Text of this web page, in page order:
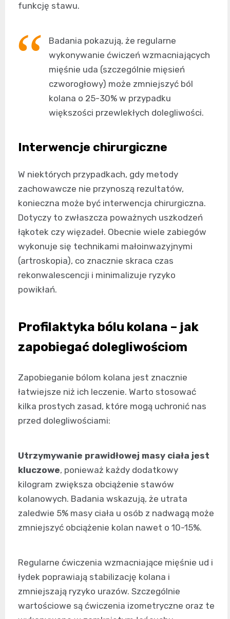
funkcję stawu.
Badania pokazują, że regularne
wykonywanie ćwiczeń wzmacniających
mięśnie uda (szczególnie mięsień
czworogłowy) może zmniejszyć ból
kolana o 25-30% w przypadku
większości przewlekłych dolegliwości.
Interwencje chirurgiczne
W niektórych przypadkach, gdy metody
zachowawcze nie przynoszą rezultatów,
konieczna może być interwencja chirurgiczna.
Dotyczy to zwłaszcza poważnych uszkodzeń
łąkotek czy więzadeł. Obecnie wiele zabiegów
wykonuje się technikami małoinwazyjnymi
(artroskopia), co znacznie skraca czas
rekonwalescencji i minimalizuje ryzyko
powikłań.
Profilaktyka bólu kolana – jak
zapobiegać dolegliwościom
Zapobieganie bólom kolana jest znacznie
łatwiejsze niż ich leczenie. Warto stosować
kilka prostych zasad, które mogą uchronić nas
przed dolegliwościami:
Utrzymywanie prawidłowej masy ciała jest
kluczowe, ponieważ każdy dodatkowy
kilogram zwiększa obciążenie stawów
kolanowych. Badania wskazują, że utrata
zaledwie 5% masy ciała u osób z nadwagą może
zmniejszyć obciążenie kolan nawet o 10-15%.
Regularne ćwiczenia wzmacniające mięśnie ud i
łydek poprawiają stabilizację kolana i
zmniejszają ryzyko urazów. Szczególnie
wartościowe są ćwiczenia izometryczne oraz te